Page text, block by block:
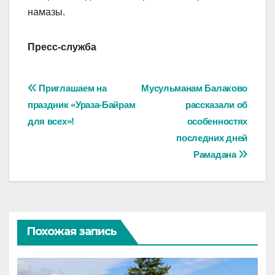
намазы.
Пресс-служба
Навигация
по
Мусульманам Балаково
рассказали об
особенностях
последних дней
Рамадана
Приглашаем на
праздник «Ураза-Байрам
для всех»!
Похожая запись